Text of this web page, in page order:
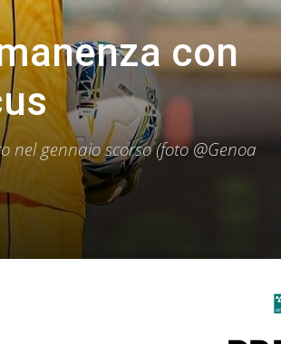
con
gennaio scorso (foto @Genoa